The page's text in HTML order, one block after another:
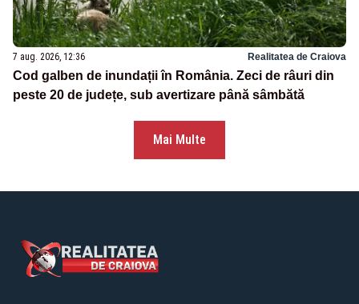
7 aug. 2026, 12:36 Realitatea de Craiova
Cod galben de inundații în România. Zeci de râuri din
peste 20 de județe, sub avertizare până sâmbătă
Mai Multe